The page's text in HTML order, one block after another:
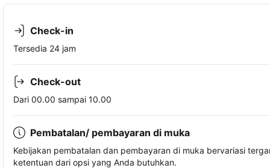
Check-in
Tersedia 24 jam
Check-out
Dari 00.00 sampai 10.00
Pembatalan/ pembayaran di muka
Kebijakan pembatalan dan pembayaran di muka bervariasi
ketentuan dari opsi yang Anda butuhkan.